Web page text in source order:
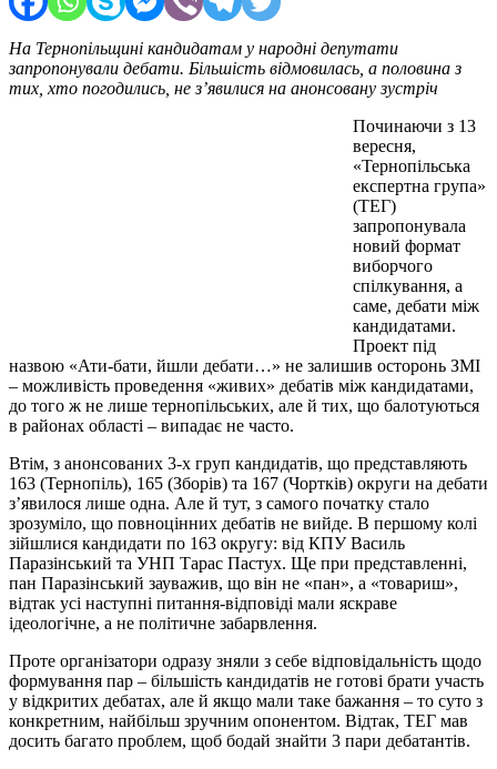
На Тернопільщині кандидатам у народні депутати
запропонували дебати. Більшість відмовилась, а половина з
тих, хто погодились, не з’явилися на анонсовану зустріч
Починаючи з 13
вересня,
«Тернопільська
експертна група»
(ТЕГ)
запропонувала
новий формат
виборчого
спілкування, а
саме, дебати між
кандидатами.
Проект під
назвою «Ати-бати, йшли дебати…» не залишив осторонь ЗМІ
– можливість проведення «живих» дебатів між кандидатами,
до того ж не лише тернопільських, але й тих, що балотуються
в районах області – випадає не часто.
Втім, з анонсованих 3-х груп кандидатів, що представляють
163 (Тернопіль), 165 (Зборів) та 167 (Чортків) округи на дебати
з’явилося лише одна. Але й тут, з самого початку стало
зрозуміло, що повноцінних дебатів не вийде. В першому колі
зійшлися кандидати по 163 округу: від КПУ Василь
Паразінський та УНП Тарас Пастух. Ще при представленні,
пан Паразінський зауважив, що він не «пан», а «товариш»,
відтак усі наступні питання-відповіді мали яскраве
ідеологічне, а не політичне забарвлення.
Проте організатори одразу зняли з себе відповідальність щодо
формування пар – більшість кандидатів не готові брати участь
у відкритих дебатах, але й якщо мали таке бажання – то суто з
конкретним, найбільш зручним опонентом. Відтак, ТЕГ мав
досить багато проблем, щоб бодай знайти 3 пари дебатантів.